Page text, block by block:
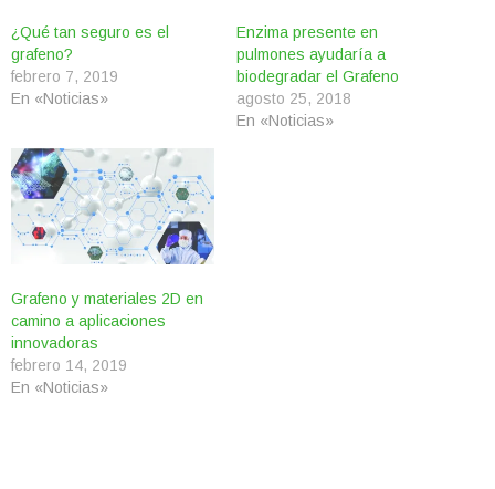
¿Qué tan seguro es el
grafeno?
febrero 7, 2019
En «Noticias»
Enzima presente en
pulmones ayudaría a
biodegradar el Grafeno
agosto 25, 2018
En «Noticias»
Grafeno y materiales 2D en
camino a aplicaciones
innovadoras
febrero 14, 2019
En «Noticias»